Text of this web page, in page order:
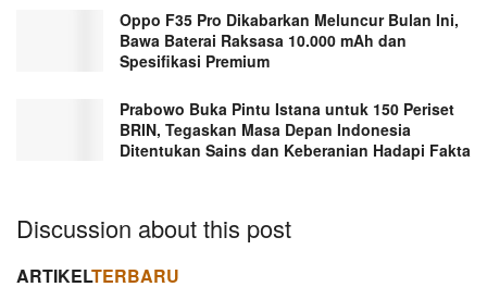
Oppo F35 Pro Dikabarkan Meluncur Bulan Ini,
Bawa Baterai Raksasa 10.000 mAh dan
Spesifikasi Premium
Prabowo Buka Pintu Istana untuk 150 Periset
BRIN, Tegaskan Masa Depan Indonesia
Ditentukan Sains dan Keberanian Hadapi Fakta
Discussion about this post
ARTIKELTERBARU